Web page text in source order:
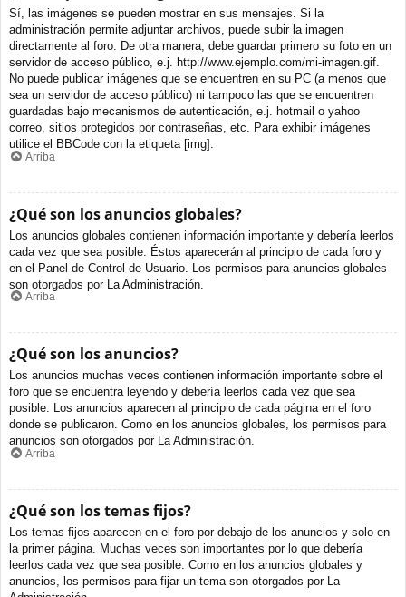
Sí, las imágenes se pueden mostrar en sus mensajes. Si la
administración permite adjuntar archivos, puede subir la imagen
directamente al foro. De otra manera, debe guardar primero su foto en un
servidor de acceso público, e.j. http://www.ejemplo.com/mi-imagen.gif.
No puede publicar imágenes que se encuentren en su PC (a menos que
sea un servidor de acceso público) ni tampoco las que se encuentren
guardadas bajo mecanismos de autenticación, e.j. hotmail o yahoo
correo, sitios protegidos por contraseñas, etc. Para exhibir imágenes
utilice el BBCode con la etiqueta [img].
Arriba
¿Qué son los anuncios globales?
Los anuncios globales contienen información importante y debería leerlos
cada vez que sea posible. Éstos aparecerán al principio de cada foro y
en el Panel de Control de Usuario. Los permisos para anuncios globales
son otorgados por La Administración.
Arriba
¿Qué son los anuncios?
Los anuncios muchas veces contienen información importante sobre el
foro que se encuentra leyendo y debería leerlos cada vez que sea
posible. Los anuncios aparecen al principio de cada página en el foro
donde se publicaron. Como en los anuncios globales, los permisos para
anuncios son otorgados por La Administración.
Arriba
¿Qué son los temas fijos?
Los temas fijos aparecen en el foro por debajo de los anuncios y solo en
la primer página. Muchas veces son importantes por lo que debería
leerlos cada vez que sea posible. Como en los anuncios globales y
anuncios, los permisos para fijar un tema son otorgados por La